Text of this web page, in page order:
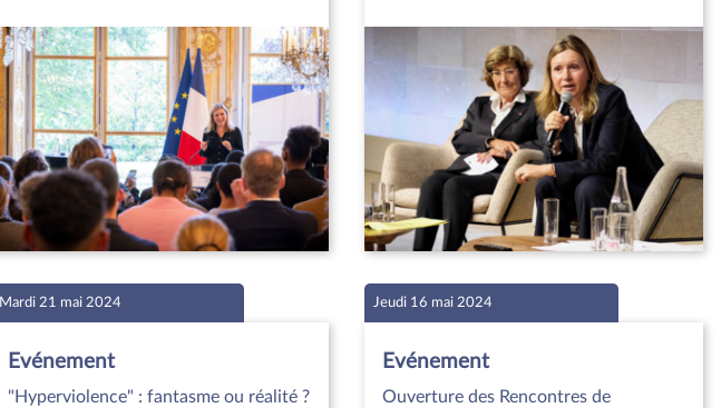
Mardi 21 mai 2024
Evénement
"Hyperviolence" : fantasme ou réalité ?
Jeudi 16 mai 2024
Evénement
Ouverture des Rencontres de